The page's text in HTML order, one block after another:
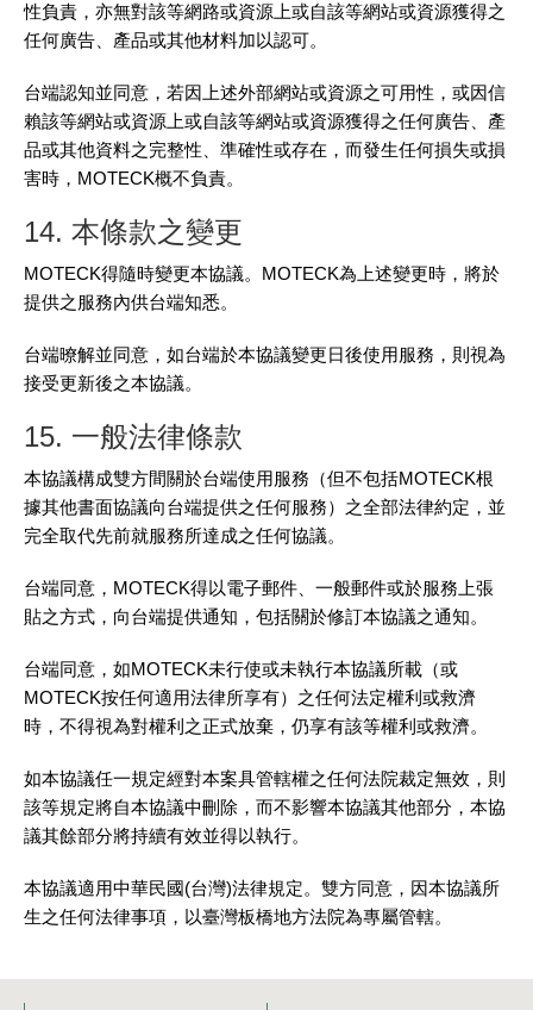
性負責，亦無對該等網路或資源上或自該等網站或資源獲得之
任何廣告、產品或其他材料加以認可。
台端認知並同意，若因上述外部網站或資源之可用性，或因信
賴該等網站或資源上或自該等網站或資源獲得之任何廣告、產
品或其他資料之完整性、準確性或存在，而發生任何損失或損
害時，MOTECK概不負責。
14. 本條款之變更
MOTECK得隨時變更本協議。MOTECK為上述變更時，將於
提供之服務內供台端知悉。
台端暸解並同意，如台端於本協議變更日後使用服務，則視為
接受更新後之本協議。
15. 一般法律條款
本協議構成雙方間關於台端使用服務（但不包括MOTECK根
據其他書面協議向台端提供之任何服務）之全部法律約定，並
完全取代先前就服務所達成之任何協議。
台端同意，MOTECK得以電子郵件、一般郵件或於服務上張
貼之方式，向台端提供通知，包括關於修訂本協議之通知。
台端同意，如MOTECK未行使或未執行本協議所載（或
MOTECK按任何適用法律所享有）之任何法定權利或救濟
時，不得視為對權利之正式放棄，仍享有該等權利或救濟。
如本協議任一規定經對本案具管轄權之任何法院裁定無效，則
該等規定將自本協議中刪除，而不影響本協議其他部分，本協
議其餘部分將持續有效並得以執行。
本協議適用中華民國(台灣)法律規定。雙方同意，因本協議所
生之任何法律事項，以臺灣板橋地方法院為專屬管轄。